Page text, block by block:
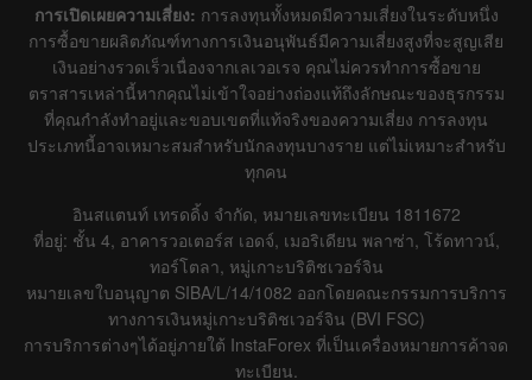
การเปิดเผยความเสี่ยง: การลงทุนทั้งหมดมีความเสี่ยงในระดับหนึ่ง
การซื้อขายผลิตภัณฑ์ทางการเงินอนุพันธ์มีความเสี่ยงสูงที่จะสูญเสีย
เงินอย่างรวดเร็วเนื่องจากเลเวอเรจ คุณไม่ควรทำการซื้อขาย
ตราสารเหล่านี้หากคุณไม่เข้าใจอย่างถ่องแท้ถึงลักษณะของธุรกรรม
ที่คุณกำลังทำอยู่และขอบเขตที่แท้จริงของความเสี่ยง การลงทุน
ประเภทนี้อาจเหมาะสมสำหรับนักลงทุนบางราย แต่ไม่เหมาะสำหรับ
ทุกคน
อินสแตนท์ เทรดดิ้ง จำกัด, หมายเลขทะเบียน 1811672
ที่อยู่: ชั้น 4, อาคารวอเตอร์ส เอดจ์, เมอริเดียน พลาซ่า, โร้ดทาวน์,
ทอร์โตลา, หมู่เกาะบริติชเวอร์จิน
หมายเลขใบอนุญาต SIBA/L/14/1082 ออกโดยคณะกรรมการบริการ
ทางการเงินหมู่เกาะบริติชเวอร์จิน (BVI FSC)
การบริการต่างๆได้อยู่ภายใต้ InstaForex ที่เป็นเครื่องหมายการค้าจด
ทะเบียน.